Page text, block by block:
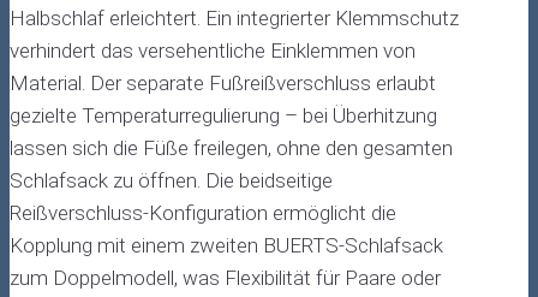
Halbschlaf erleichtert. Ein integrierter Klemmschutz
verhindert das versehentliche Einklemmen von
Material. Der separate Fußreißverschluss erlaubt
gezielte Temperaturregulierung – bei Überhitzung
lassen sich die Füße freilegen, ohne den gesamten
Schlafsack zu öffnen. Die beidseitige
Reißverschluss-Konfiguration ermöglicht die
Kopplung mit einem zweiten BUERTS-Schlafsack
zum Doppelmodell, was Flexibilität für Paare oder